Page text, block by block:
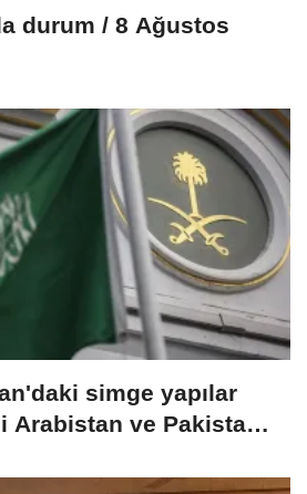
durum / 8 Ağustos
simge yapılar
Arabistan ve Pakistan